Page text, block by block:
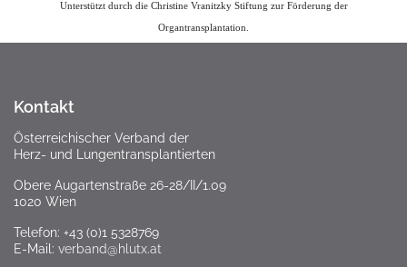
Unterstützt durch die Christine Vranitzky Stiftung zur Förderung der
Organtransplantation.
Kontakt
Österreichischer Verband der
Herz- und Lungentransplantierten
Obere Augartenstraße 26-28/II/1.09
1020 Wien
Telefon: +43 (0)1 5328769
E-Mail: verband@hlutx.at